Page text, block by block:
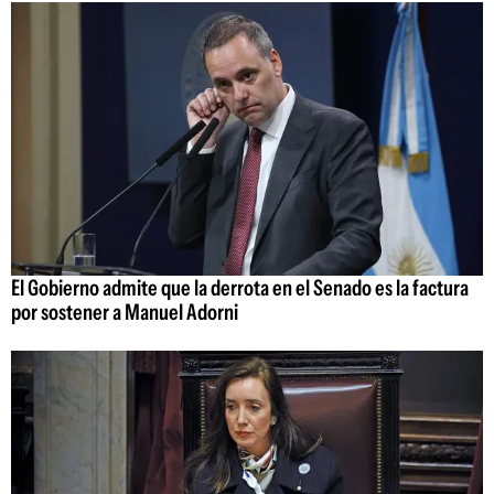
El Gobierno admite que la derrota en el Senado es la factura
por sostener a Manuel Adorni